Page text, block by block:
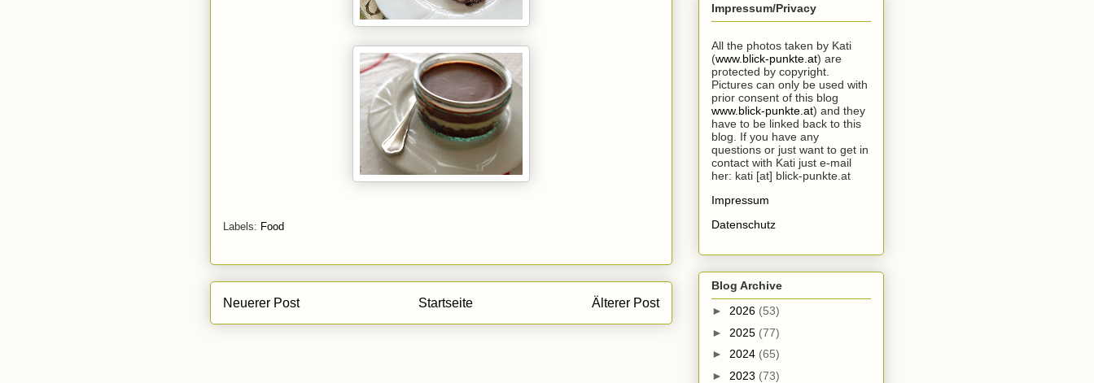
Labels: Food
Neuerer Post Älterer Post
Startseite
Impressum/Privacy
All the photos taken by Kati
(www.blick-punkte.at) are
protected by copyright.
Pictures can only be used with
prior consent of this blog
www.blick-punkte.at) and they
have to be linked back to this
blog. If you have any
questions or just want to get in
contact with Kati just e-mail
her: kati [at] blick-punkte.at
Impressum
Datenschutz
Blog Archive
► 2026 (53)
► 2025 (77)
► 2024 (65)
► 2023 (73)